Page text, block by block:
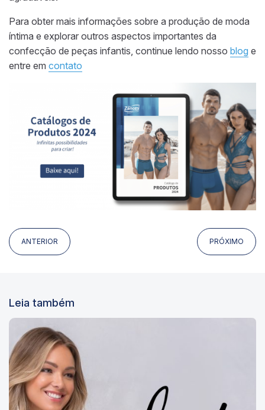
Para obter mais informações sobre a produção de moda
íntima e explorar outros aspectos importantes da
confecção de peças infantis, continue lendo nosso blog e
entre em contato
ANTERIOR PRÓXIMO
Leia também